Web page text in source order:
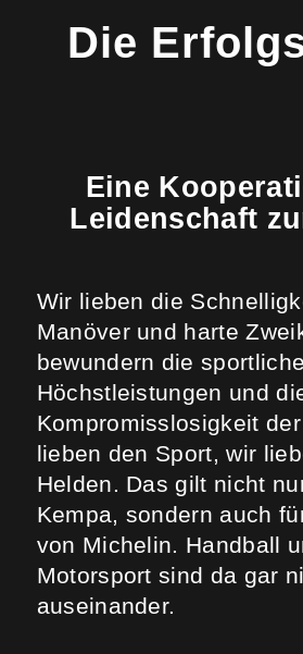
Die
Eine
Leidenschaft
Wir lieben die
Manöver und harte
bewundern die
Höchstleistungen und
Kompromisslosigkeit
lieben den Sport, wir
Helden. Das gilt nicht
Kempa, sondern auch
von Michelin. Handball
Motorsport sind da gar
auseinander.